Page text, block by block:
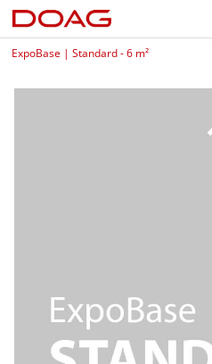
ExpoBase | Standard - 6 m²